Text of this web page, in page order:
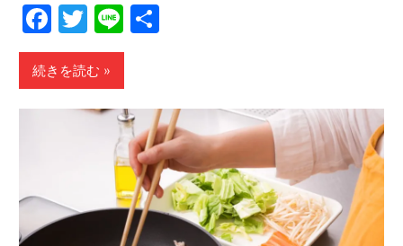
Facebook
Twitter
Line
続きを読む